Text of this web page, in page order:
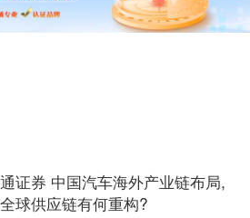
证券 中国汽车海外产业链布局,
球供应链有何重构?